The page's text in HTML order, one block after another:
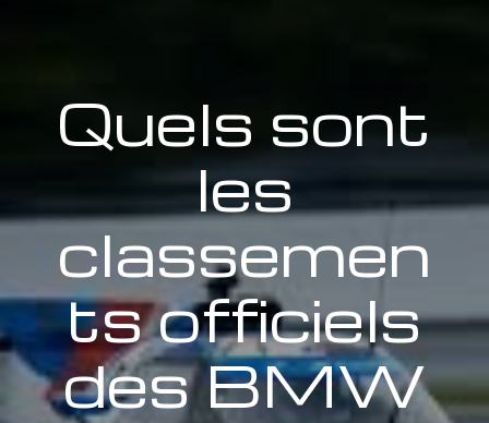
Quels sont
les
classemen
ts officiels
des BMW